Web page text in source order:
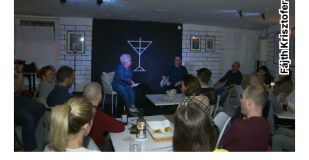
Fájth Krisztofer